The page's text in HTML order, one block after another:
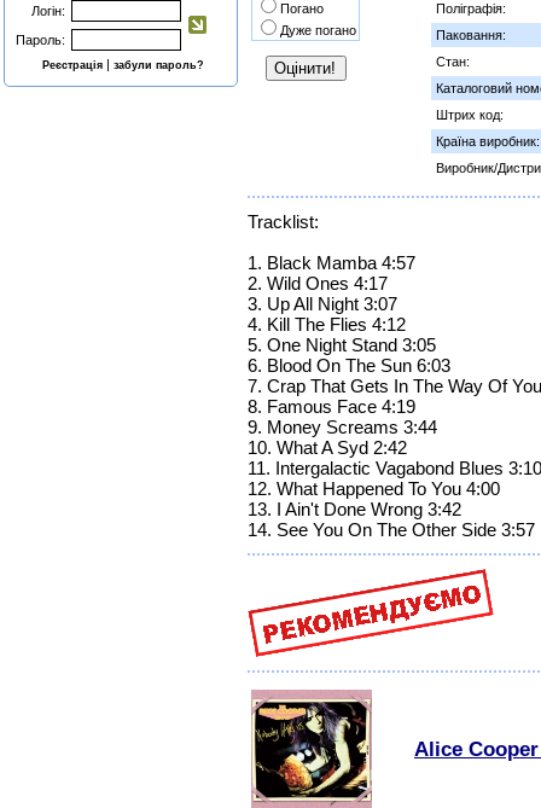
Логін:
Пароль:
Реєстрація |забули пароль?
Погано
Дуже погано
Поліграфія:
Паковання:
Стан:
Каталоговий
Штрих код:
Країна виробник:
Виробник/
Tracklist:
1. Black Mamba 4:57
2. Wild Ones 4:17
3. Up All Night 3:07
4. Kill The Flies 4:12
5. One Night Stand 3:05
6. Blood On The Sun 6:03
7. Crap That Gets In The Way Of
8. Famous Face 4:19
9. Money Screams 3:44
10. What A Syd 2:42
11. Intergalactic Vagabond Blues 3:10
12. What Happened To You 4:00
13. I Ain't Done Wrong 3:42
14. See You On The Other Side 3:57
Alice